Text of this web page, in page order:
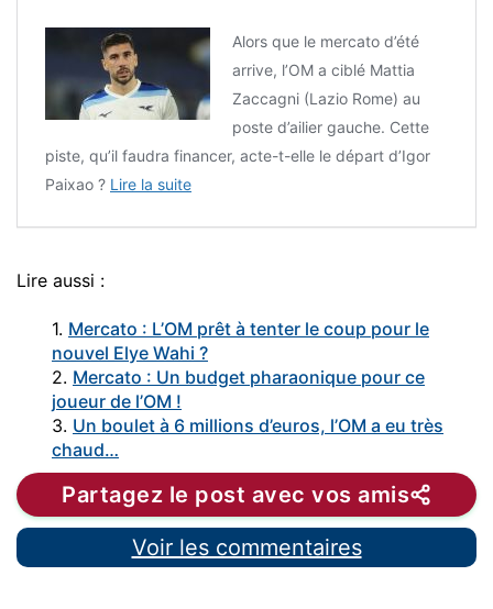
Alors que le mercato d’été
arrive, l’OM a ciblé Mattia
Zaccagni (Lazio Rome) au
poste d’ailier gauche. Cette
piste, qu’il faudra financer, acte-t-elle le départ d’Igor
Paixao ? Lire la suite
Lire aussi :
1. Mercato : L’OM prêt à tenter le coup pour le
nouvel Elye Wahi ?
2. Mercato : Un budget pharaonique pour ce
joueur de l’OM !
3. Un boulet à 6 millions d’euros, l’OM a eu très
chaud…
Partagez le post avec vos amis
Voir les commentaires